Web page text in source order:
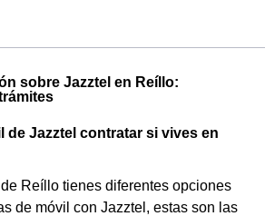
sobre Jazztel en Reíllo:
de Jazztel contratar si vives en
Reíllo tienes diferentes opciones
de móvil con Jazztel, estas son las